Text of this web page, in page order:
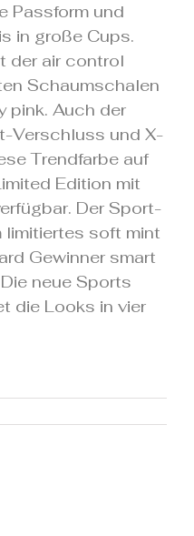
Passform und
in große Cups.
der air control
Schaumschalen
pink. Auch der
Verschluss und X-
Trendfarbe auf
Edition mit
Der Sport-
limitiertes soft mint
Gewinner smart
neue Sports
die Looks in vier